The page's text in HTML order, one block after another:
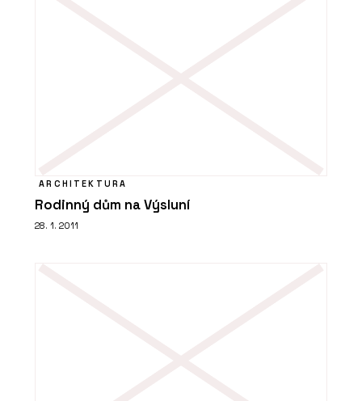
ARCHITEKTURA
Rodinný dům na Výsluní
28. 1. 2011